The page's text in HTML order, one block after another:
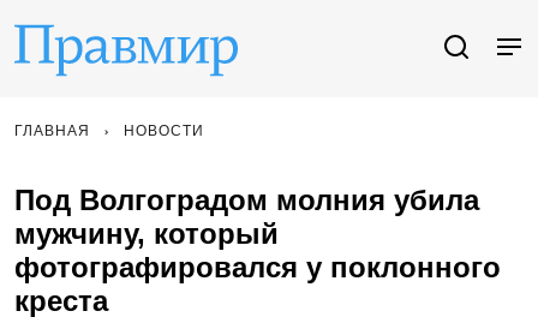
ГЛАВНАЯ НОВОСТИ
Под Волгоградом молния убила
мужчину, который
фотографировался у поклонного
креста